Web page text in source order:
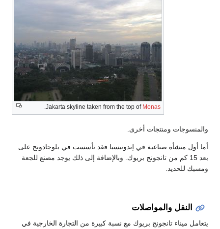
Jakarta skyline taken from the top of Monas
.
والمنسوجات ومنتجات أخرى.
أما أول منشأة صناعية في إندونيسيا فقد تأسست في بلوجادونج على
بعد 15 كم من تانجونج بريوك. وبالإضافة إلى ذلك يوجد مصنع للجعة
ومسبك للحديد.
النقل والمواصلات
يتعامل ميناء تانجونج بريوك مع نسبة كبيرة من التجارة الخارجية في